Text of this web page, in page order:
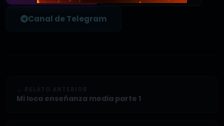
Canal de Telegram
Mi loca enseñanza media parte 1